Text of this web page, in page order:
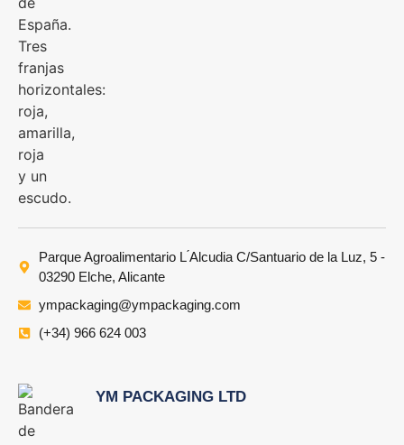
Parque Agroalimentario L ́Alcudia C/Santuario de la Luz, 5 -
03290 Elche, Alicante
ympackaging@ympackaging.com
(+34) 966 624 003
YM PACKAGING LTD